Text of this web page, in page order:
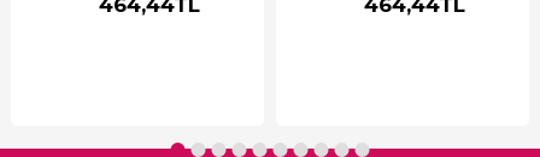
464,44TL 464,44TL